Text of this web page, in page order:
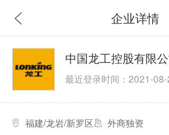
企业详情
中国龙工控股有限
最近登录时间：2021-
福建/龙岩/新罗区 外商独资